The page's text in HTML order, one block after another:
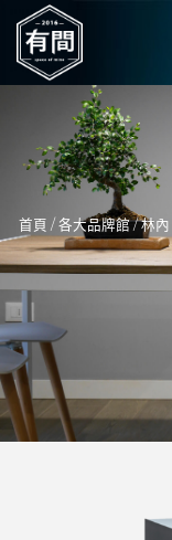
首頁 / 各大品牌館/林內